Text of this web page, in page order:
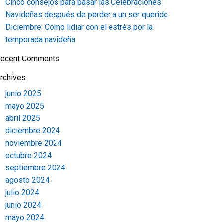
Cinco consejos para pasar las Celebraciones
Navideñas después de perder a un ser querido
Diciembre: Cómo lidiar con el estrés por la
temporada navideña
Comments
junio 2025
mayo 2025
abril 2025
diciembre 2024
noviembre 2024
octubre 2024
septiembre 2024
agosto 2024
julio 2024
junio 2024
mayo 2024